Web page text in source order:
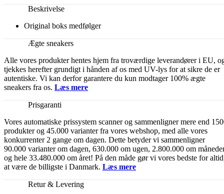
Beskrivelse
Original boks medfølger
Ægte sneakers
Alle vores produkter hentes hjem fra troværdige leverandører i EU,
tjekkes herefter grundigt i hånden af os med UV-lys for at sikre de er
autentiske. Vi kan derfor garantere du kun modtager 100% ægte
sneakers fra os. Læs mere
Prisgaranti
Vores automatiske prissystem scanner og sammenligner mere end
produkter og 45.000 varianter fra vores webshop, med alle vores
konkurrenter 2 gange om dagen. Dette betyder vi sammenligner
90.000 varianter om dagen, 630.000 om ugen, 2.800.000 om
og hele 33.480.000 om året! På den måde gør vi vores bedste for
at være de billigste i Danmark. Læs mere
Retur & Levering